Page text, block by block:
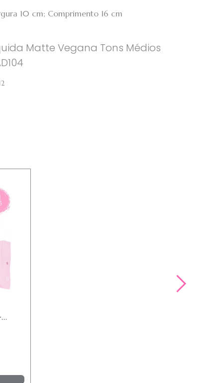
10 cm; Comprimento 16 cm
Matte Vegana Tons Médios